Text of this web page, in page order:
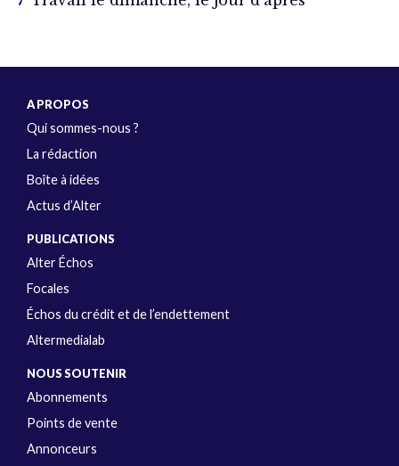
A PROPOS
Qui sommes-nous ?
La rédaction
Boîte à idées
Actus d’Alter
PUBLICATIONS
Alter Échos
Focales
Échos du crédit et de l’endettement
Altermedialab
NOUS SOUTENIR
Abonnements
Points de vente
Annonceurs